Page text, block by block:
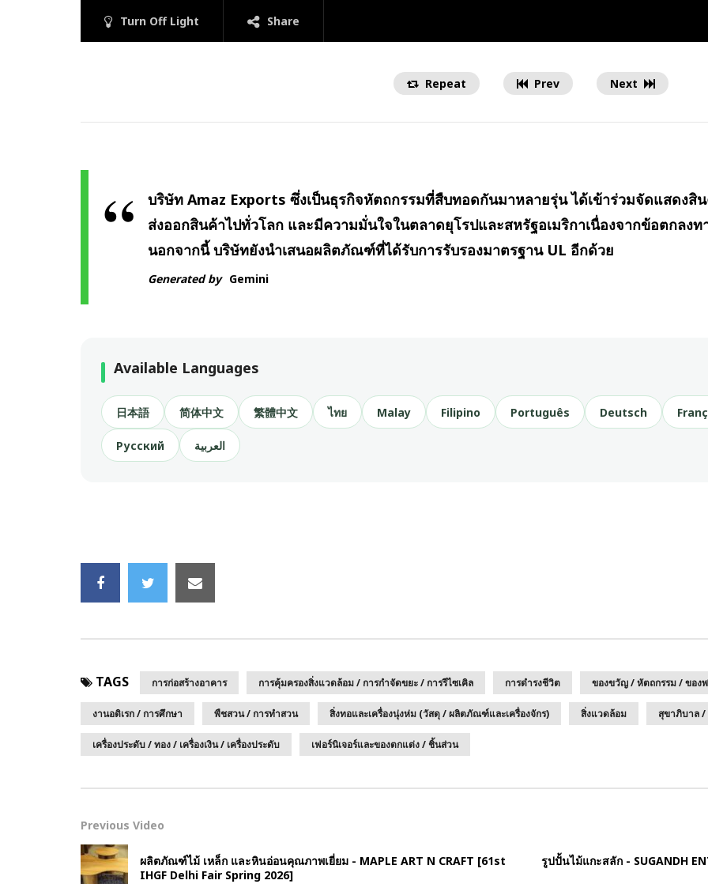
Turn Off Light Share
Repeat Prev Next
บริษัท Amaz Exports ซึ่งเป็นธุรกิจหัตถกรรมที่สืบทอดกันมาหลายรุ่น ได้เข้าร่วมจัดแสดงสิ
ส่งออกสินค้าไปทั่วโลก และมีความมั่นใจในตลาดยุโรปและสหรัฐอเมริกาเนื่องจากข้อตกลง
นอกจากนี้ บริษัทยังนำเสนอผลิตภัณฑ์ที่ได้รับการรับรองมาตรฐาน UL อีกด้วย
Generated by Gemini
Available Languages
日本語 简体中文 繁體中文 ไทย Malay Filipino Português Deutsch
Русский العربية
TAGS การก่อสร้างอาคาร การคุ้มครองสิ่งแวดล้อม / การกำจัดขยะ / การรีไซเคิล การดำรงชีวิต ของขวัญ / หัตถกรรม / ของพ
งานอดิเรก / การศึกษา พืชสวน / การทำสวน สิ่งทอและเครื่องนุ่งห่ม (วัสดุ / ผลิตภัณฑ์และเครื่องจักร) สิ่งแวดล้อม สุขาภิบาล /
เครื่องประดับ / ทอง / เครื่องเงิน / เครื่องประดับ เฟอร์นิเจอร์และของตกแต่ง / ชิ้นส่วน
Previous Video
ผลิตภัณฑ์ไม้ เหล็ก และหินอ่อนคุณภาพเยี่ยม - MAPLE ART N CRAFT [61st
IHGF Delhi Fair Spring 2026]
รูปปั้นไม้แกะสลัก - SUGANDH